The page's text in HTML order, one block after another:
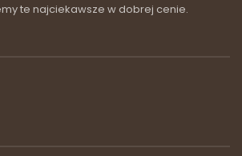
te najciekawsze w dobrej cenie.